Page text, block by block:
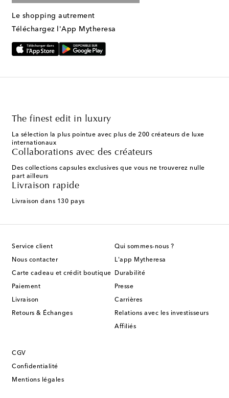
Le shopping autrement
Téléchargez l'App Mytheresa
The finest edit in luxury
La sélection la plus pointue avec plus de 200 créateurs de luxe
internationaux
Collaborations avec des créateurs
Des collections capsules exclusives que vous ne trouverez nulle
part ailleurs
Livraison rapide
Livraison dans 130 pays
Service client
Nous contacter
Carte cadeau et crédit boutique
Paiement
Livraison
Retours & Échanges
Qui sommes-nous ?
L'app Mytheresa
Durabilité
Presse
Carrières
Relations avec les investisseurs
Affiliés
CGV
Confidentialité
Mentions légales